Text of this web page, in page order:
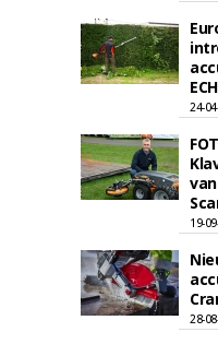
24-
19-
28-